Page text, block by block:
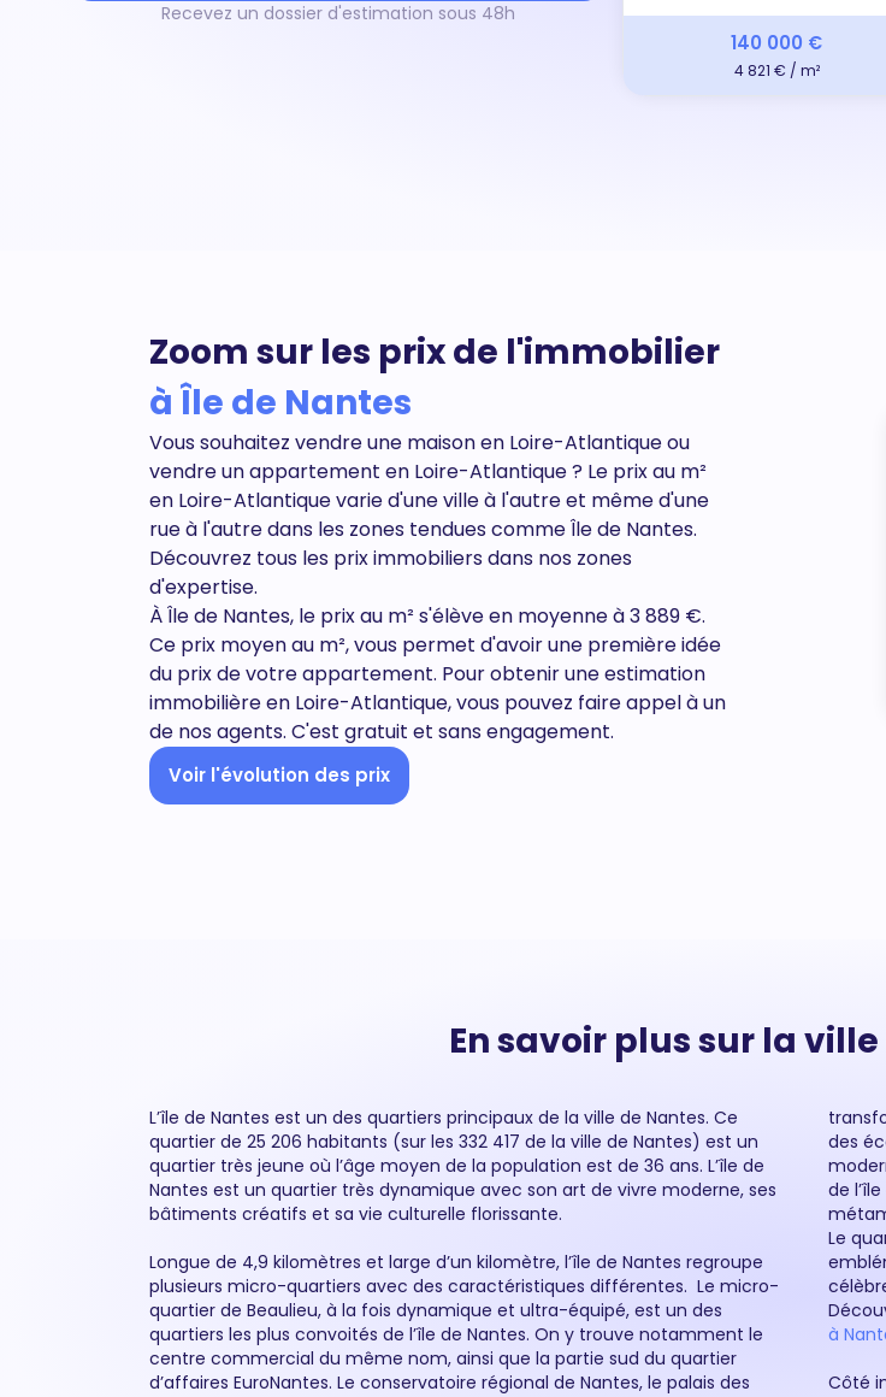
Recevez un dossier d'estimation sous 48h
140 000 €
4 821 € / m²
Zoom sur les prix de l'immobilier
à Île de Nantes
Vous souhaitez vendre une maison en Loire-Atlantique ou
vendre un appartement en Loire-Atlantique? Le prix au m²
en Loire-Atlantique varie d'une ville à l'autre et même d'une
rue à l'autre dans les zones tendues comme Île de Nantes.
Découvrez tous les prix immobiliers dans nos zones
d'expertise.
À Île de Nantes, le prix au m² s'élève en moyenne à 3 889 €.
Ce prix moyen au m², vous permet d'avoir une première idée
du prix de votre appartement. Pour obtenir une estimation
immobilière en Loire-Atlantique, vous pouvez faire appel à un
de nos agents. C'est gratuit et sans engagement.
Voir l'évolution des prix
En savoir plus sur la
L’île de Nantes est un des quartiers principaux de la ville de Nantes. Ce
quartier de 25 206 habitants (sur les 332 417 de la ville de Nantes) est un
quartier très jeune où l’âge moyen de la population est de 36 ans. L’île de
Nantes est un quartier très dynamique avec son art de vivre moderne, ses
bâtiments créatifs et sa vie culturelle florissante.
Longue de 4,9 kilomètres et large d’un kilomètre, l’île de Nantes regroupe
plusieurs micro-quartiers avec des caractéristiques différentes. Le micro-
quartier de Beaulieu, à la fois dynamique et ultra-équipé, est un des
quartiers les plus convoités de l’île de Nantes. On y trouve notamment le
centre commercial du même nom, ainsi que la partie sud du quartier
d’affaires EuroNantes. Le conservatoire régional de Nantes, le palais des
des
de
Le
emblématiques de Nantes comme les machines de l’île ou encore le
à
Côté